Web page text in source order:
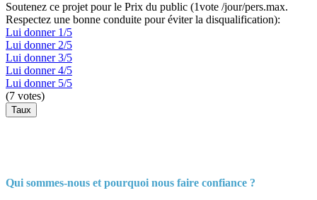
Soutenez ce projet pour le Prix du public (1vote /jour/pers.max.
Respectez une bonne conduite pour éviter la disqualification):
Lui donner 1/5
Lui donner 2/5
Lui donner 3/5
Lui donner 4/5
Lui donner 5/5
(7 votes)
Qui sommes-nous et pourquoi nous faire confiance ?